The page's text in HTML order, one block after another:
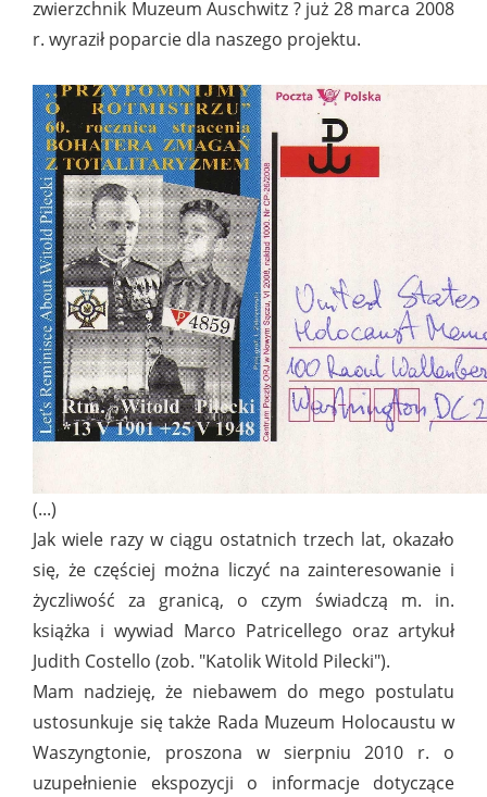
zwierzchnik Muzeum Auschwitz ? już 28 marca 2008
r. wyraził poparcie dla naszego projektu.
(...)
Jak wiele razy w ciągu ostatnich trzech lat, okazało
się, że częściej można liczyć na zainteresowanie i
życzliwość za granicą, o czym świadczą m. in.
książka i wywiad Marco Patricellego oraz artykuł
Judith Costello (zob. "Katolik Witold Pilecki").
Mam nadzieję, że niebawem do mego postulatu
ustosunkuje się także Rada Muzeum Holocaustu w
Waszyngtonie, proszona w sierpniu 2010 r. o
uzupełnienie ekspozycji o informacje dotyczące